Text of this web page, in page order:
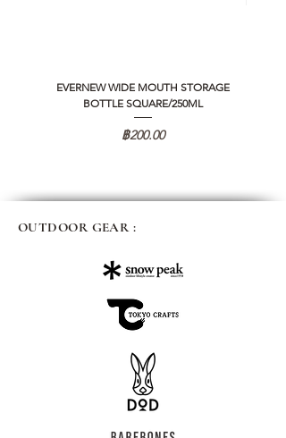
EVERNEW WIDE MOUTH STORAGE
BOTTLE SQUARE/250ML
ราคา
฿200.00
OUTDOOR GEAR :